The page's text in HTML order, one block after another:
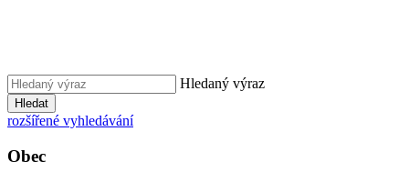
Hledaný výraz
Hledat
rozšířené vyhledávání
Obec